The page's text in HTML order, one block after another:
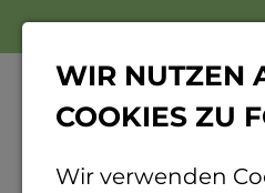
WIR NUTZEN
COOKIES ZU
Wir verwenden